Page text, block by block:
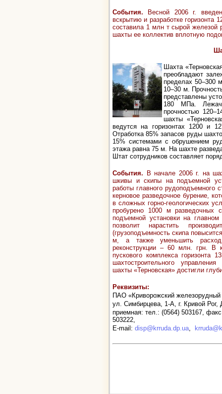
События.
Весной 2006 г.
вскрытию и разработке горизонта
составила 1 млн т сырой
шахты ее коллектив вплотную
Шахта
преобладают
пределах 50–300
10–30 м.
представлены
180 МПа.
прочностью
шахты
ведутся на горизонтах 1200 и
Отработка 85% запасов руды
15% системами с обрушением
этажа равна 75 м. На шахте
Штат сотрудников составляет
События. В начале 2006 г. на
шкивы и скипы на подъемной
работы главного рудоподъемного
керновое разведочное бурение,
в сложных горно-геологических
пробурено 1000 м разведочных
подъемной установки на
позволит нарастить
(грузоподъемность скипа
м, а также уменьшить расход
реконструкции – 60 млн. грн. В
пускового комплекса горизонта
шахтостроительного
шахты «Терновская» достигли
Реквизиты:
ПАО «Криворожский железорудный
ул. Симбирцева, 1-А, г. Кривой Рог,
приемная: тел.: (0564) 503167,
503222,
E-mail: disp@krruda.dp.ua